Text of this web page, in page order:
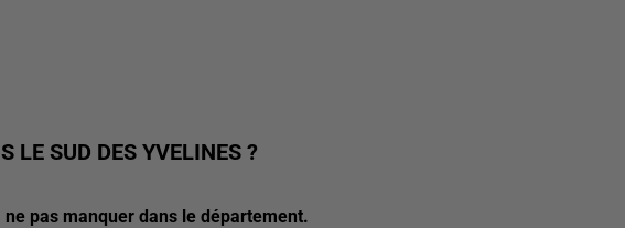
LE SUD DES YVELINES ?
pas manquer dans le département.